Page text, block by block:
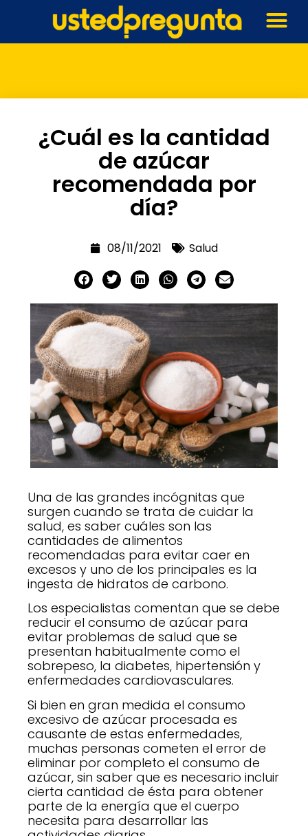
¿Cuál es la cantidad
de azúcar
recomendada por
día?
08/11/2021 Salud
Una de las grandes incógnitas que
surgen cuando se trata de cuidar la
salud, es saber cuáles son las
cantidades de alimentos
recomendadas para evitar caer en
excesos y uno de los principales es la
ingesta de hidratos de carbono.
Los especialistas comentan que se debe
reducir el consumo de azúcar para
evitar problemas de salud que se
presentan habitualmente como el
sobrepeso, la diabetes, hipertensión y
enfermedades cardiovasculares.
Si bien en gran medida el consumo
excesivo de azúcar procesada es
causante de estas enfermedades,
muchas personas cometen el error de
eliminar por completo el consumo de
azúcar, sin saber que es necesario incluir
cierta cantidad de ésta para obtener
parte de la energía que el cuerpo
necesita para desarrollar las